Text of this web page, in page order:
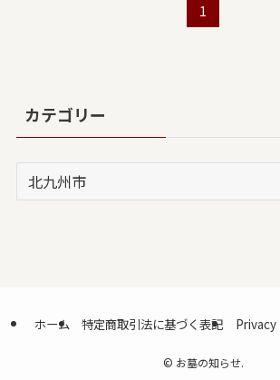
1
カテゴリー
カ
テ
ホーム 特定商取引法に基づく表記
© お墓の知らせ.